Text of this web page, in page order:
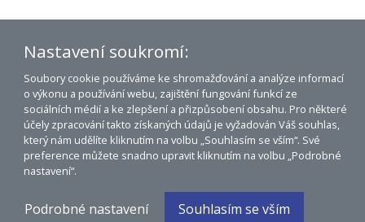
Nastavení soukromí:
Soubory cookie používáme ke shromažďování a analýze informací
o výkonu a používání webu, zajištění fungování funkcí ze
sociálních médií a ke zlepšení a přizpůsobení obsahu. Pro některé
účely zpracování takto získaných údajů je vyžadován Váš souhlas,
který nám udělíte kliknutím na volbu „Souhlasím se vším“. Své
preference můžete snadno upravit kliknutím na volbu „Podrobné
nastavení“.
Podrobné nastavení Souhlasím se vším